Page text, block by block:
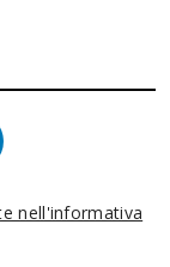
nell'informativa